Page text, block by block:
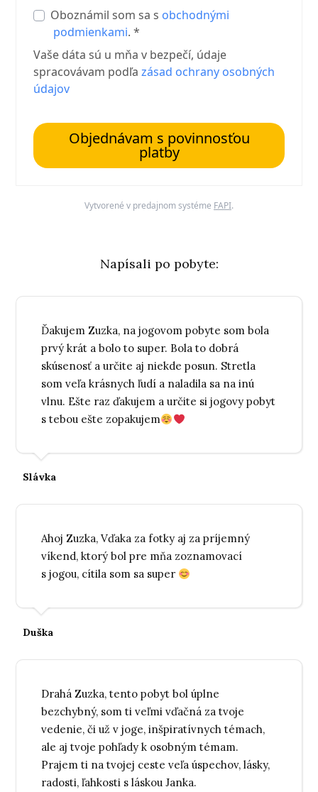
Oboznámil som sa s obchodnými
podmienkami. *
Vaše dáta sú u mňa v bezpečí, údaje
spracovávam podľazásad ochrany osobných
údajov
Objednávam s povinnosťou
platby
Vytvorené v predajnom systéme FAPI.
Napísali po pobyte:
Ďakujem Zuzka, na jogovom pobyte som bola
prvý krát a bolo to super. Bola to dobrá
skúsenosť a určite aj niekde posun. Stretla
som veľa krásnych ľudí a naladila sa na inú
vlnu. Ešte raz ďakujem a určite si jogovy pobyt
s tebou ešte zopakujem
Slávka
Ahoj Zuzka, Vďaka za fotky aj za príjemný
víkend, ktorý bol pre mňa zoznamovací
s jogou, cítila som sa super
Duška
Drahá Zuzka, tento pobyt bol úplne
bezchybný, som ti veľmi vďačná za tvoje
vedenie, či už v joge, inšpiratívnych témach,
ale aj tvoje pohľady k osobným témam.
Prajem ti na tvojej ceste veľa úspechov, lásky,
radosti, ľahkosti s láskou Janka.